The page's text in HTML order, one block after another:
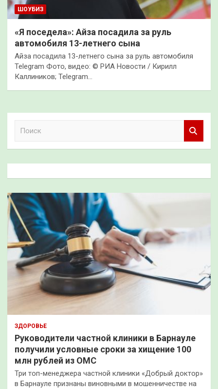
ШОУБИЗ
«Я поседела»: Айза посадила за руль
автомобиля 13-летнего сына
Айза посадила 13-летнего сына за руль автомобиля
Telegram Фото, видео: © РИА Новости / Кирилл
Каллиников; Telegram…
к
ЗДОРОВЬЕ
Руководители частной клиники в Барнауле
получили условные сроки за хищение 100
млн рублей из ОМС
Три топ-менеджера частной клиники «Добрый доктор»
в Барнауле признаны виновными в мошенничестве на